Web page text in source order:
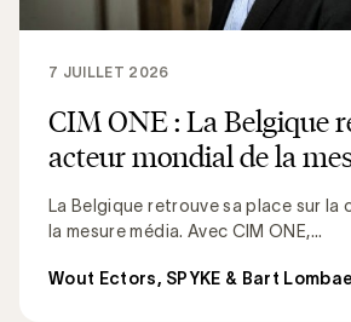
CIM ONE : La Belgique
acteur mondial de la
La Belgique retrouve sa place sur la
la mesure média. Avec CIM ONE,...
7 JUILLET 2026
Wout Ectors, SPYKE & Bart